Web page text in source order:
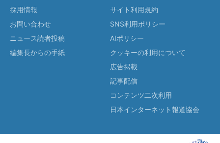
採用情報
お問い合わせ
ニュース読者投稿
編集長からの手紙
サイト利用規約
SNS利用ポリシー
AIポリシー
クッキーの利用について
広告掲載
記事配信
コンテンツ二次利用
日本インターネット報道協会